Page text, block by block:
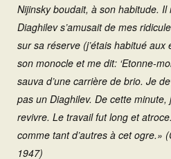
Nijinsky boudait, à son habitude.
Diaghilev s’amusait de mes
sur sa réserve (j’étais habitué aux
son monocle et me dit: ‘Etonne-
sauva d’une carrière de brio. Je
pas un Diaghilev. De cette
revivre. Le travail fut long et
comme tant d’autres à cet ogre.»
1947)